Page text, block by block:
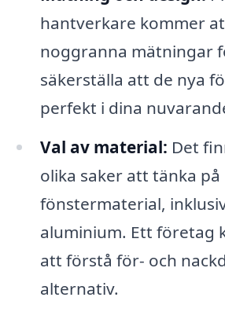
hantverkare kommer
noggranna mätningar
säkerställa att de nya
perfekt i dina
Val av material: Det
olika saker att tänka
fönstermaterial,
aluminium. Ett företag
att förstå för- och
alternativ.